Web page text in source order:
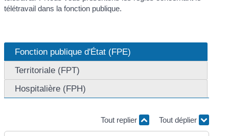
télétravail dans la fonction publique.
Fonction publique d'État (FPE)
Territoriale (FPT)
Hospitalière (FPH)
Tout replier Tout déplier